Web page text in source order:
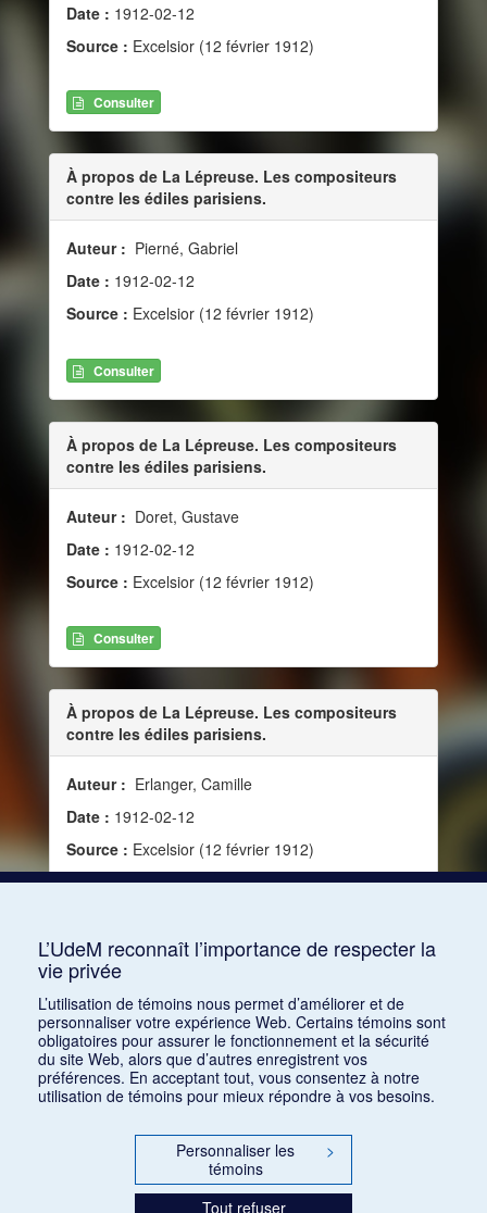
Date : 1912-02-12
Source : Excelsior (12 février 1912)
Consulter
À propos de La Lépreuse. Les compositeurs
contre les édiles parisiens.
Auteur : Pierné, Gabriel
Date : 1912-02-12
Source : Excelsior (12 février 1912)
Consulter
À propos de La Lépreuse. Les compositeurs
contre les édiles parisiens.
Auteur : Doret, Gustave
Date : 1912-02-12
Source : Excelsior (12 février 1912)
Consulter
À propos de La Lépreuse. Les compositeurs
contre les édiles parisiens.
Auteur : Erlanger, Camille
Date : 1912-02-12
Source : Excelsior (12 février 1912)
1 2 3 4 5 6 7 8 9 10
L’UdeM reconnaît l’importance de respecter la
vie privée
L’utilisation de témoins nous permet d’améliorer et de
personnaliser votre expérience Web. Certains témoins sont
obligatoires pour assurer le fonctionnement et la sécurité
du site Web, alors que d’autres enregistrent vos
préférences. En acceptant tout, vous consentez à notre
utilisation de témoins pour mieux répondre à vos besoins.
Personnaliser les
témoins
>
Tout refuser